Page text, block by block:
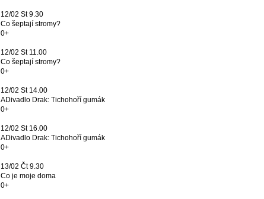
12/02 St 9.30
Co šeptají stromy?
0+
12/02 St 11.00
Co šeptají stromy?
0+
12/02 St 14.00
ADivadlo Drak: Tichohoří gumák
0+
12/02 St 16.00
ADivadlo Drak: Tichohoří gumák
0+
13/02 Čt 9.30
Co je moje doma
0+